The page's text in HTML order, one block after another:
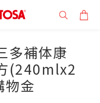
多補体康
(240mlx2
物金